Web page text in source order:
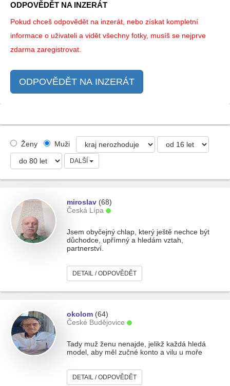
ODPOVĚDĚT NA INZERÁT
Pokud chceš odpovědět na inzerát, nebo získat kompletní
informace o uživateli a vidět všechny fotky, musíš se nejprve
zdarma zaregistrovat.
ODPOVĚDĚT NA INZERÁT
Ženy Muži
DALŠÍ
miroslav (68)
Česká Lípa
Jsem obyčejný chlap, který ještě nechce být
důchodce, upřímný a hledám vztah,
partnerství.
DETAIL / ODPOVĚDĚT
okolom (64)
České Budějovice
Tady muž ženu nenajde, jelikž každá hledá
model, aby měl zučné konto a vilu u moře
DETAIL / ODPOVĚDĚT